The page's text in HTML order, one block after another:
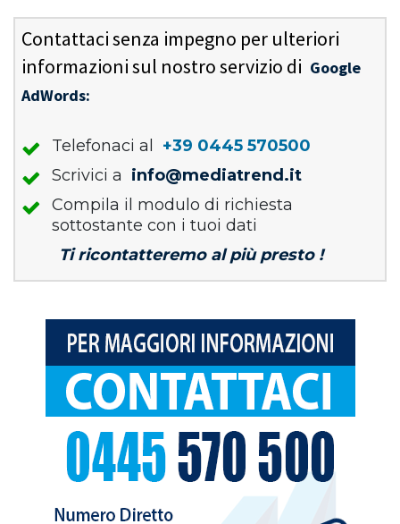
Contattaci senza impegno per ulteriori
informazioni sul nostro servizio di Google
AdWords:
Telefonaci al
+39 0445 570500
Scrivici a info@mediatrend.it
Compila il modulo di richiesta
sottostante con i tuoi dati
Ti ricontatteremo al più presto !